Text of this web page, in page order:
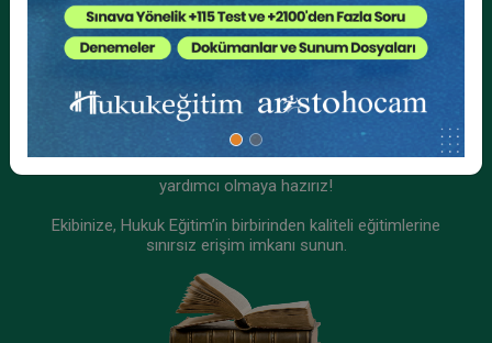
Tüketici Hukuku Enstitüsü
9. Tüketici Hukuku Kongresi - XI. Oturum:
OTOMOTİV SEKTÖRÜNDE TÜKETİCİ HUKUKU VE
Kurumsal Üyelikler İçin
Kurumsal Teklif Alın
yardımcı olmaya hazırız!
Ekibinize, Hukuk Eğitim’in birbirinden kaliteli eğitimlerine
sınırsız erişim imkanı sunun.